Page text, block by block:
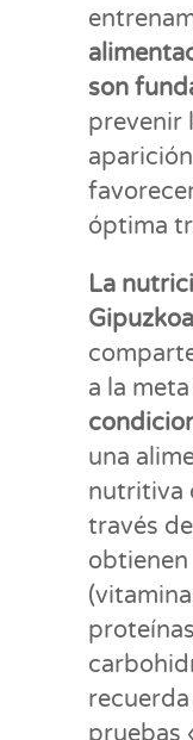
son
prevenir
óptima
La
a la
una
nutritiva
través
pruebas